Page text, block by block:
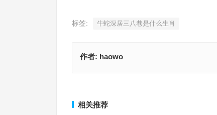
标签: 牛蛇深居三八巷是什么生肖
作者: haowo
相关推荐